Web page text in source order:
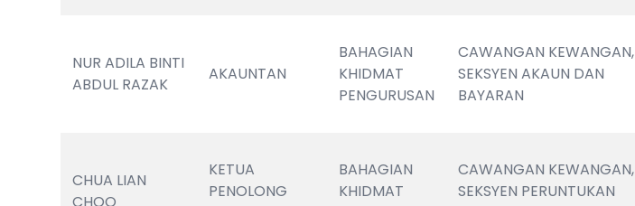
NUR ADILA BINTI
ABDUL RAZAK
AKAUNTAN
BAHAGIAN
KHIDMAT
PENGURUSAN
CAWANGAN KEWANGAN,
SEKSYEN AKAUN DAN
BAYARAN
CHUA LIAN
KETUA
PENOLONG
BAHAGIAN
KHIDMAT
CAWANGAN KEWANGAN,
SEKSYEN PERUNTUKAN